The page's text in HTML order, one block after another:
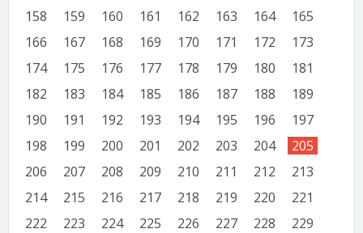
158
159 160 161 162 163 164
165
166
167 168 169 170 171 172
173
174
175 176 177 178 179 180
181
182
183 184 185 186 187 188
189
190
191 192 193 194 195 196
197
198
199 200 201 202 203 204
205
206
207 208 209 210 211 212
213
214
215 216 217 218 219 220
221
222
223 224 225 226 227 228
229